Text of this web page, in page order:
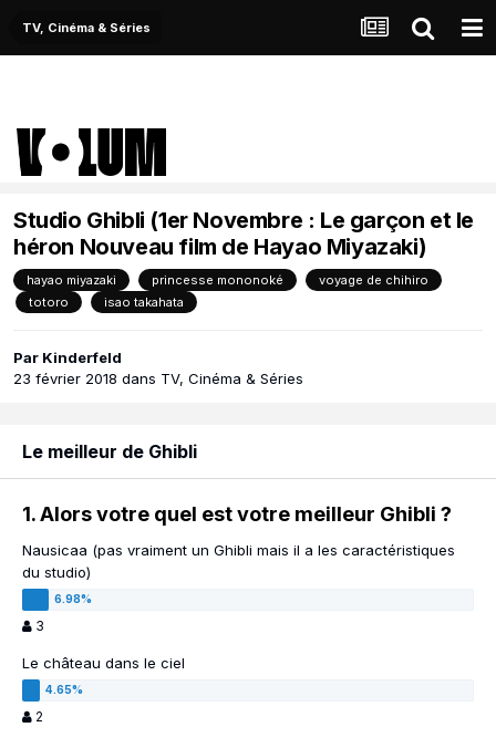
TV, Cinéma & Séries
Studio Ghibli (1er Novembre : Le garçon et le
héron Nouveau film de Hayao Miyazaki)
hayao miyazaki princesse mononoké
voyage de chihiro
totoro
isao takahata
Par Kinderfeld
23 février 2018 dans TV, Cinéma & Séries
Le meilleur de Ghibli
1. Alors votre quel est votre meilleur Ghibli ?
Nausicaa (pas vraiment un Ghibli mais il a les caractéristiques
du studio)
3
Le château dans le ciel
2